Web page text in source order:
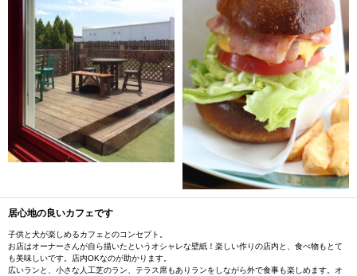
居心地の良いカフェです
子供と犬が楽しめるカフェとのコンセプト。
お店はオーナーさんが自ら描いたというオシャレな壁紙！楽しい作りの店内と、食べ物もとて
も美味しいです。店内OKなのが助かります。
広いランと、小さな人工芝のラン、テラス席もありランをしながら外で食事も楽しめます。オ